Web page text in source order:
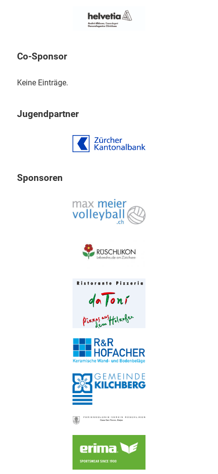
Co-Sponsor
Keine Einträge.
Jugendpartner
Sponsoren